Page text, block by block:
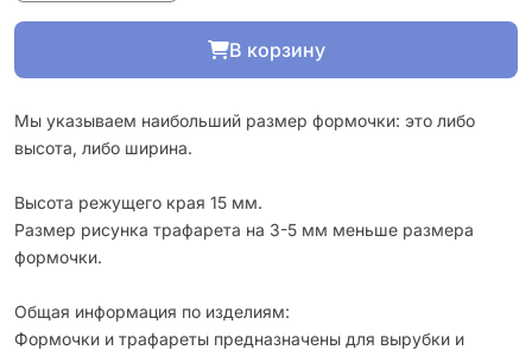
В корзину
Мы указываем наибольший размер формочки: это либо
высота, либо ширина.
Высота режущего края 15 мм.
Размер рисунка трафарета на 3-5 мм меньше размера
формочки.
Общая информация по изделиям:
Формочки и трафареты предназначены для вырубки и